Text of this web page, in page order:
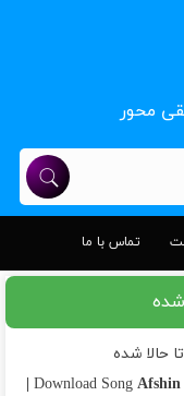
محور
تماس با ما
حالا شده
Afshin